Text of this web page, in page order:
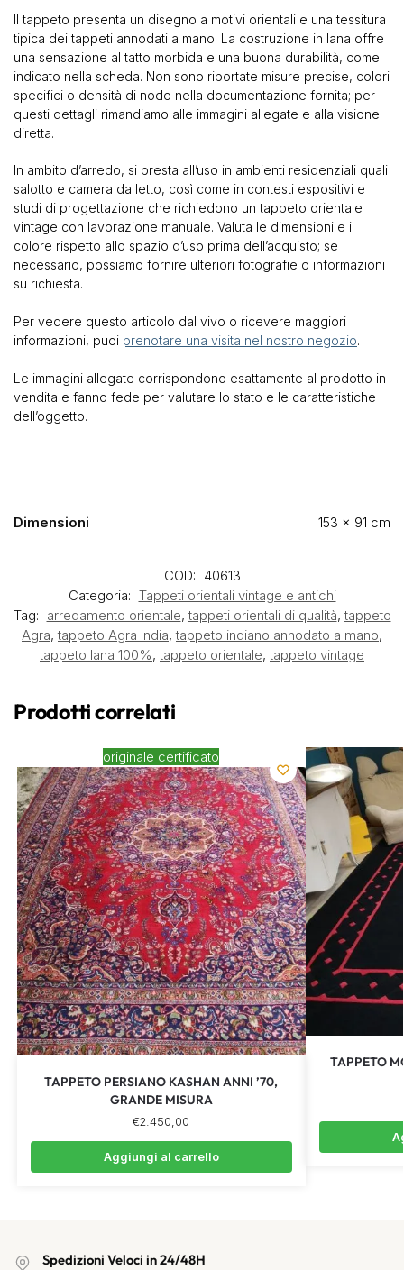
Il tappeto presenta un disegno a motivi orientali e una tessitura
tipica dei tappeti annodati a mano. La costruzione in lana offre
una sensazione al tatto morbida e una buona durabilità, come
indicato nella scheda. Non sono riportate misure precise, colori
specifici o densità di nodo nella documentazione fornita; per
questi dettagli rimandiamo alle immagini allegate e alla visione
diretta.
In ambito d’arredo, si presta all’uso in ambienti residenziali quali
salotto e camera da letto, così come in contesti espositivi e
studi di progettazione che richiedono un tappeto orientale
vintage con lavorazione manuale. Valuta le dimensioni e il
colore rispetto allo spazio d’uso prima dell’acquisto; se
necessario, possiamo fornire ulteriori fotografie o informazioni
su richiesta.
Per vedere questo articolo dal vivo o ricevere maggiori
informazioni, puoi prenotare una visita nel nostro negozio.
Le immagini allegate corrispondono esattamente al prodotto in
vendita e fanno fede per valutare lo stato e le caratteristiche
dell’oggetto.
Dimensioni 153 × 91 cm
COD: 40613
Categoria: Tappeti orientali vintage e antichi
Tag: arredamento orientale,tappeti orientali di qualità,tappeto
Agra,tappeto Agra India,tappeto indiano annodato a mano,
tappeto lana 100%,tappeto orientale,tappeto vintage
Prodotti correlati
originale certificato
TAPPETO PERSIANO KASHAN ANNI ’70,
GRANDE MISURA
€2.450,00
Aggiungi al carrello
TAPPETO
Spedizioni Veloci in 24/48H